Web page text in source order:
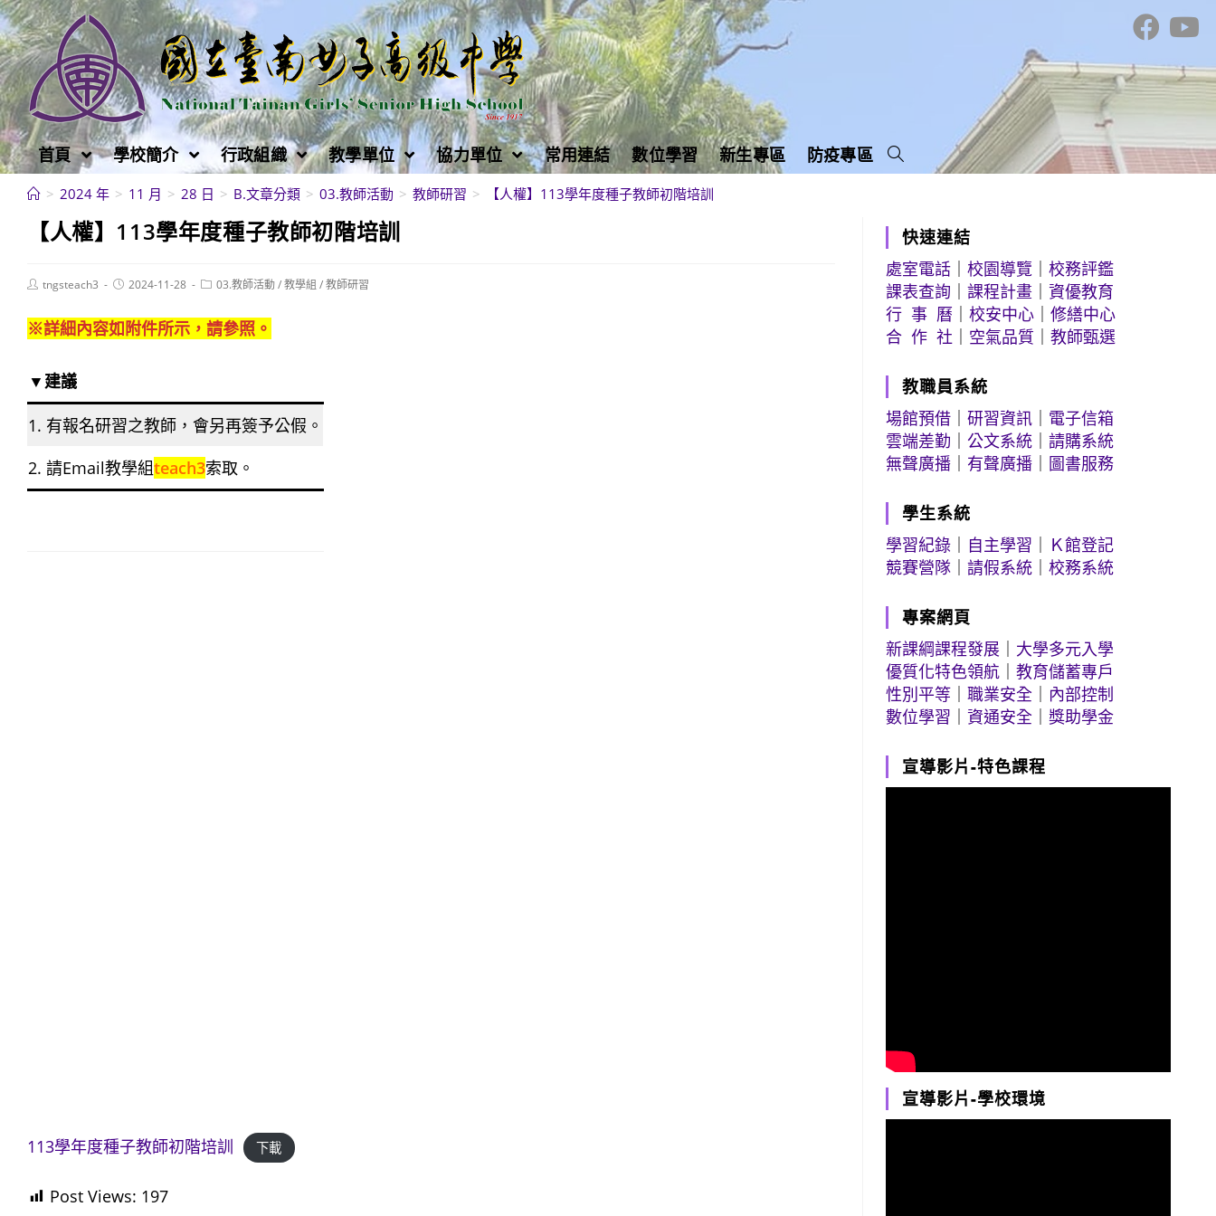
跳
轉
至
主
要
內
容
首頁 學校簡介 行政組織 教學單位 協力單位 常用連結 數位學習 新生專區 防疫專區
> 2024 年 > 11 月 > 28 日 > B.文章分類 > 03.教師活動 > 教師研習 > 【人權】113學年度種子教師初階培訓
【人權】113學年度種子教師初階培訓
Posttngsteach3
Post2024-11-28
Post03.教師活動/教學組 /教師研習
※詳細內容如附件所示，請參照。
▼建議
1. 有報名研習之教師，會另再簽予公假。
2. 請Email教學組teach3索取。
113學年度種子教師初階培訓 下載
Post Views: 197
快速連結
處室電話 ｜校園導覽 ｜校務評鑑
課表查詢 ｜課程計畫 ｜資優教育
行 事 曆 ｜校安中心 ｜修繕中心
合 作 社
空氣品質 ｜教師甄選
教職員系統
場館預借 ｜研習資訊
電子信箱
雲端差勤 ｜公文系統 ｜請購系統
無聲廣播
有聲廣播 圖書服務
學生系統
學習紀錄
自主學習
Ｋ館登記
競賽營隊 ｜請假系統 ｜校務系統
專案網頁
新課綱課程發展
大學多元入學
優質化特色領航 ｜教育儲蓄專戶
性別平等 ｜職業安全
內部控制
數位學習 ｜資通安全 ｜獎助學金
宣導影片-特色課程
宣導影片-學校環境